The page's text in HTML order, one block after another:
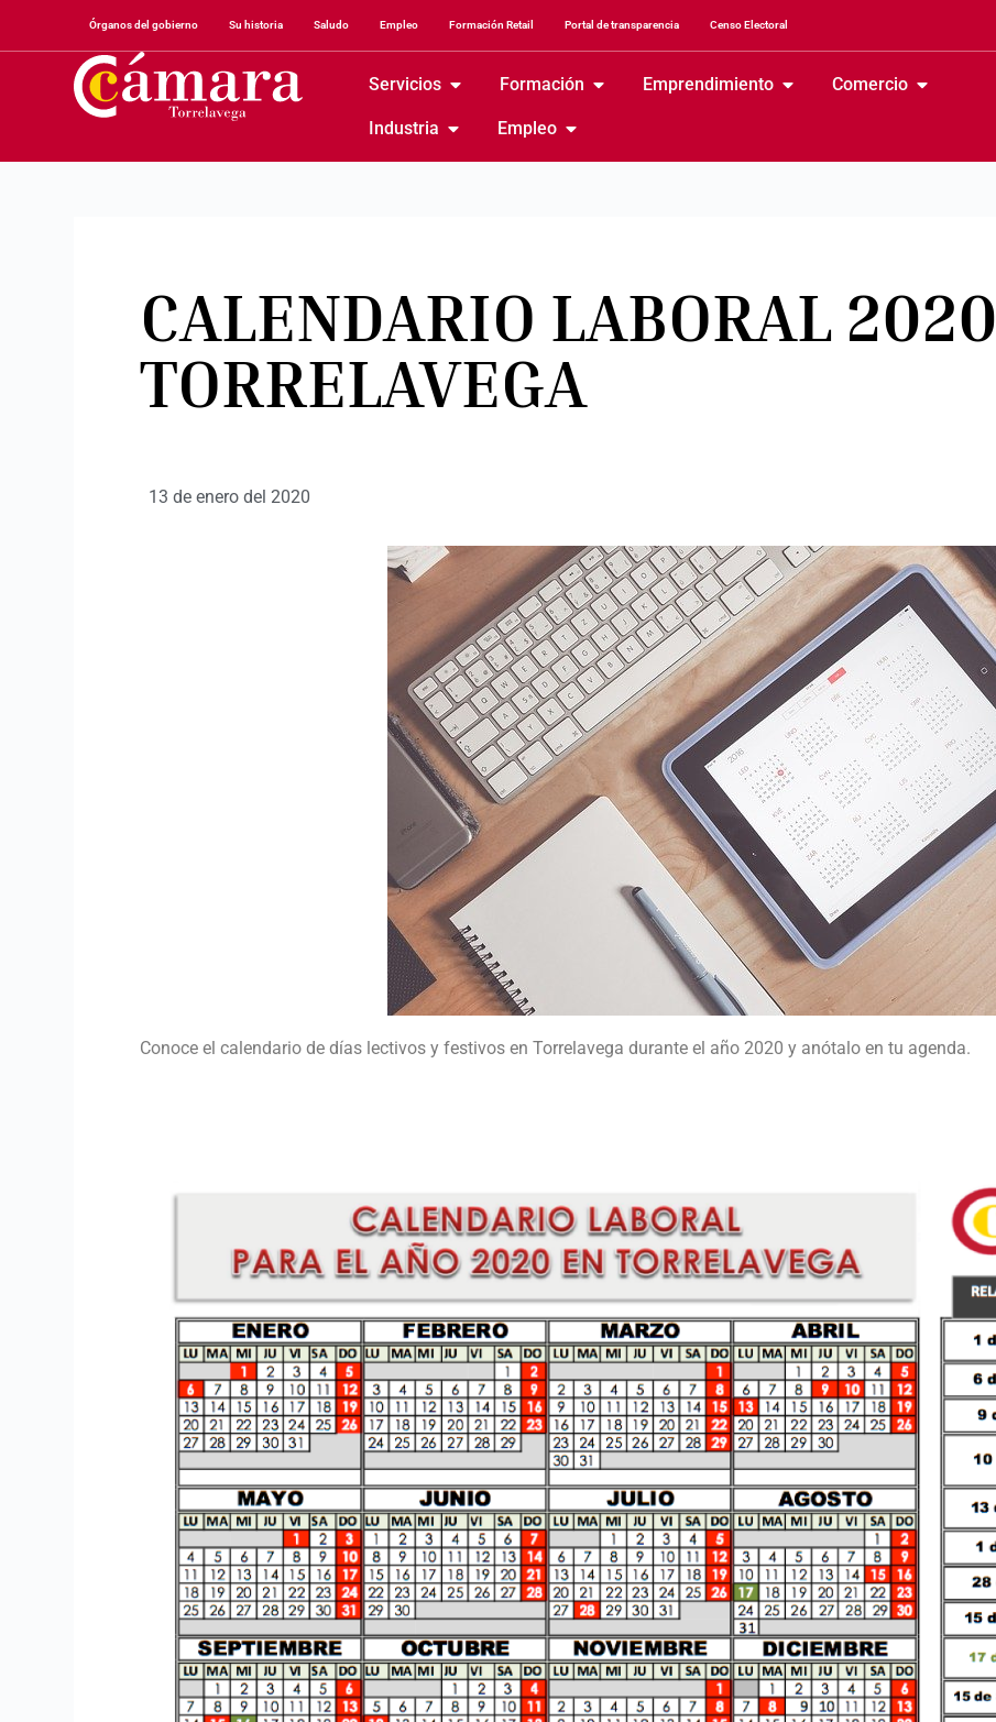
Órganos del gobierno Su historia Saludo Empleo Formación Retail Portal de transparencia Censo Electoral
Servicios Formación Emprendimiento Comercio
Industria Empleo
CALENDARIO LABORAL 2020
TORRELAVEGA
13 de enero del 2020
Conoce el calendario de días lectivos y festivos en Torrelavega durante el año 2020 y anótalo en tu agenda.